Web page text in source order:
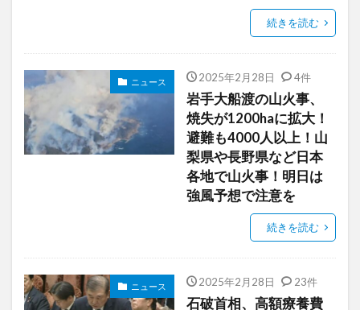
続きを読む
ニュース 2025年2月28日 4件
岩手大船渡の山火事、
焼失が1200haに拡大！
避難も4000人以上！山
梨県や長野県など日本
各地で山火事！明日は
強風予想で注意を
続きを読む
ニュース 2025年2月28日 23件
石破首相、高額療養費